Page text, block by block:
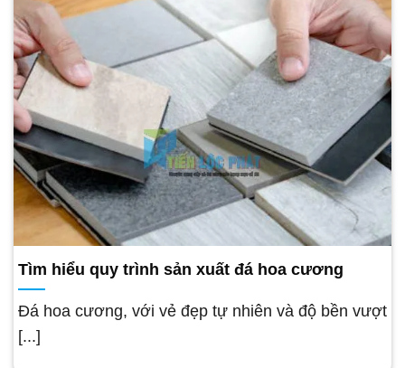
Tìm hiểu quy trình sản xuất đá hoa cương
Đá hoa cương, với vẻ đẹp tự nhiên và độ bền vượt
[...]